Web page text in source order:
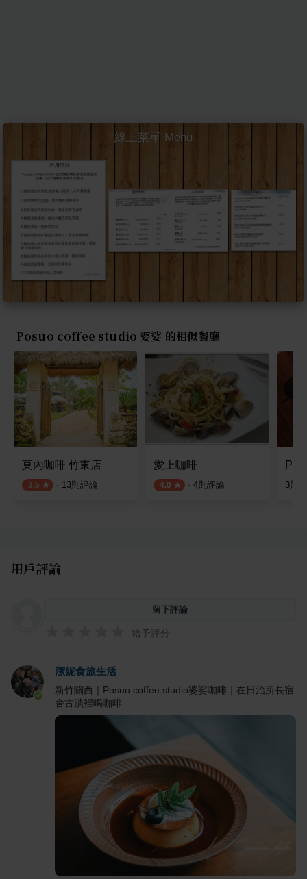
線上菜單 Menu
Posuo coffee studio 婆娑 的相似餐廳
莫內咖啡 竹東店
3.5 · 13則評論
愛上咖啡
4.0 · 4則評論 3則
用戶評論
留下評論
給予評分
潔妮食旅生活
新竹關西｜Posuo coffee studio婆娑咖啡｜在日治所長宿
舍古蹟裡喝咖啡